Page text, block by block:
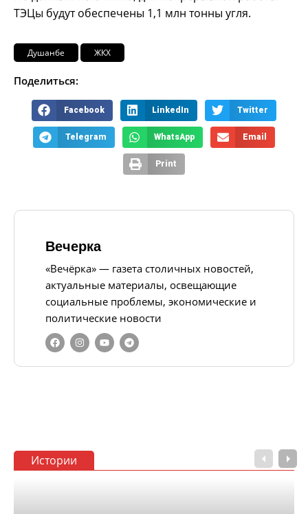
ТЭЦы будут обеспечены 1,1 млн тонны угля.
Душанбе ЖКХ
Поделиться:
Facebook LinkedIn Twitter
Telegram WhatsApp Email
Print
Вечерка
«Вечёрка» — газета столичных новостей,
актуальные материалы, освещающие
социальные проблемы, экономические и
политические новости
Истории